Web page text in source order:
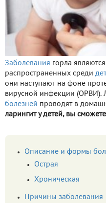
Заболевания горла
распространенных среди
они наступают на фоне
вирусной инфекции (ОРВИ).
болезней проводят в
ларингит у детей, вы
Описание и формы
Острая
Хроническая
Причины заболевания